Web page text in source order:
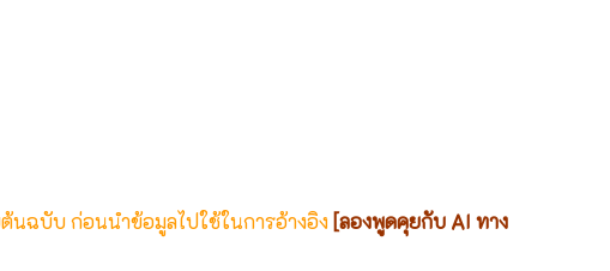
นฉบับ ก่อนนำข้อมูลไปใช้ในการอ้างอิง [ลองพูดคุยกับ AI ทาง